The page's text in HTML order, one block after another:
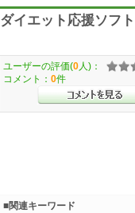
ダイエット応援ソフト
ユーザーの評価(0 人)：
コメント： 0件
■関連キーワード